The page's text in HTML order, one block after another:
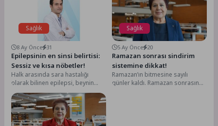
Sağlık
8 Ay Önce 31
Epilepsinin en sinsi belirtisi:
Sessiz ve kısa nöbetler!
Halk arasında sara hastalığı
olarak bilinen epilepsi, beynin
elektriksel aktivitesinin zaman
zaman kontrolden çıkarak
tekrarlayan...
Sağlık
5 Ay Önce 20
Ramazan sonrası sindirim
sistemine dikkat!
Ramazan’ın bitmesine sayılı
günler kaldı. Ramazan sonrasında